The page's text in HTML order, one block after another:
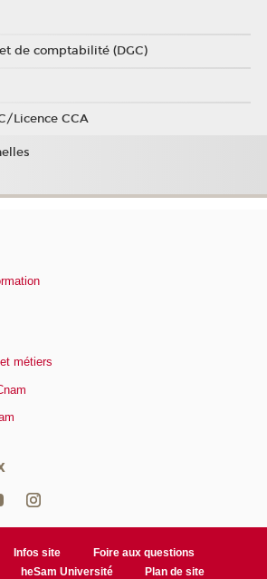
de comptabilité (DGC)
Licence CCA
métiers
Infos site
Foire aux questions
heSam Université Plan de site